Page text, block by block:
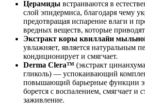
Церамиды встраиваются в
слой эпидермиса, благодаря чему
предотвращая испарение влаги и
вредных веществ, которые
Экстракт коры квиллайи
увлажняет, является натуральным
кондиционирует и смягчает.
Derma Clera™ (экстракт
гликоль) — успокаивающий
повышающий барьерные функции
борется с воспалением, смягчает и
заживление.